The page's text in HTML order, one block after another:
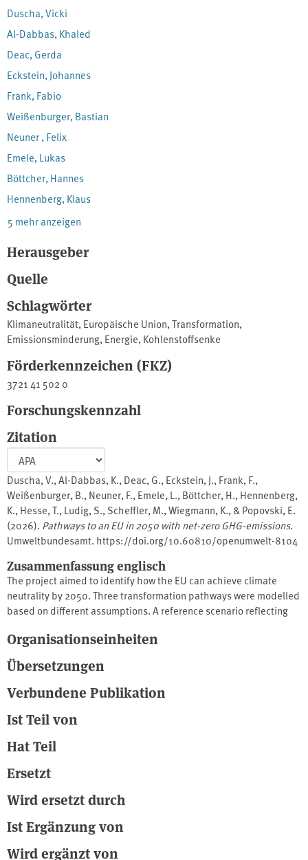
Duscha, Vicki
Al-Dabbas, Khaled
Deac, Gerda
Eckstein, Johannes
Frank, Fabio
Weißenburger, Bastian
Neuner , Felix
Emele, Lukas
Böttcher, Hannes
Hennenberg, Klaus
5 mehr anzeigen
Herausgeber
Quelle
Schlagwörter
Klimaneutralität, Europäische Union,Transformation,
Emissionsminderung, Energie, Kohlenstoffsenke
Förderkennzeichen (FKZ)
3721 41 502 0
Forschungskennzahl
Zitation
Duscha, V., Al-Dabbas, K., Deac, G., Eckstein, J., Frank, F.,
Weißenburger, B., Neuner, F., Emele, L., Böttcher, H., Hennenberg,
K., Hesse, T., Ludig, S., Scheffler, M., Wiegmann, K., & Popovski, E.
(2026). Pathways to an EU in 2050 with net-zero GHG-emissions.
Umweltbundesamt. https://doi.org/10.60810/openumwelt-8104
Zusammenfassung englisch
The project aimed to identify how the EU can achieve climate
neutrality by 2050. Three transformation pathways were modelled
based on different assumptions. A reference scenario reflecting
under existing measures. Two target scenarios were then
developed: one relying mainly on technological solutions such as
CCS, and another focusing on behavioural changes, including
dietary shifts and electric mobility. In the latter, emission
reduction has priority, with remaining emissions offset largely
through natural sinks.
Organisationseinheiten
Übersetzungen
Verbundene Publikation
Ist Teil von
Hat Teil
Ersetzt
Wird ersetzt durch
Ist Ergänzung von
Wird ergänzt von